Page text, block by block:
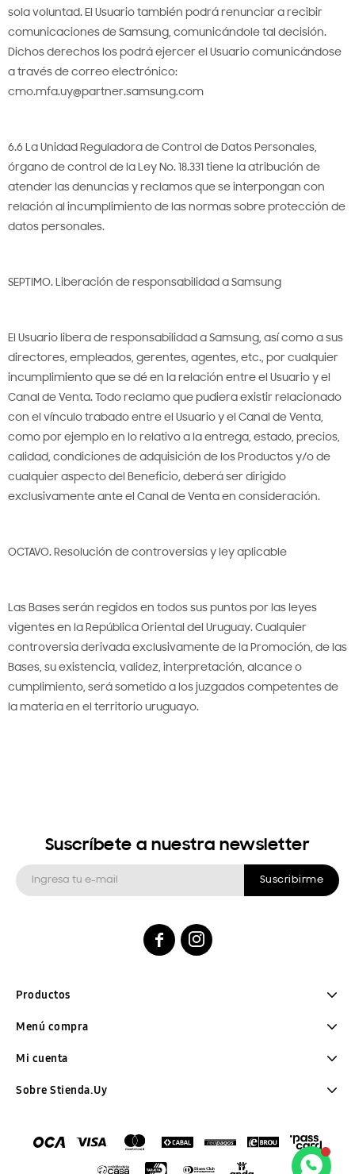
sola voluntad. El Usuario también podrá renunciar a recibir
comunicaciones de Samsung, comunicándole tal decisión.
Dichos derechos los podrá ejercer el Usuario comunicándose
a través de correo electrónico:
cmo.mfa.uy@partner.samsung.com
6.6 La Unidad Reguladora de Control de Datos Personales,
órgano de control de la Ley No. 18.331 tiene la atribución de
atender las denuncias y reclamos que se interpongan con
relación al incumplimiento de las normas sobre protección de
datos personales.
SEPTIMO. Liberación de responsabilidad a Samsung
El Usuario libera de responsabilidad a Samsung, así como a sus
directores, empleados, gerentes, agentes, etc., por cualquier
incumplimiento que se dé en la relación entre el Usuario y el
Canal de Venta. Todo reclamo que pudiera existir relacionado
con el vínculo trabado entre el Usuario y el Canal de Venta,
como por ejemplo en lo relativo a la entrega, estado, precios,
calidad, condiciones de adquisición de los Productos y/o de
cualquier aspecto del Beneficio, deberá ser dirigido
exclusivamente ante el Canal de Venta en consideración.
OCTAVO. Resolución de controversias y ley aplicable
Las Bases serán regidos en todos sus puntos por las leyes
vigentes en la República Oriental del Uruguay. Cualquier
controversia derivada exclusivamente de la Promoción, de las
Bases, su existencia, validez, interpretación, alcance o
cumplimiento, será sometido a los juzgados competentes de
la materia en el territorio uruguayo.
Sobre Stienda.Uy
Menú compra
Mi cuenta
Productos
Suscríbete a nuestra newsletter
Suscribirme
 